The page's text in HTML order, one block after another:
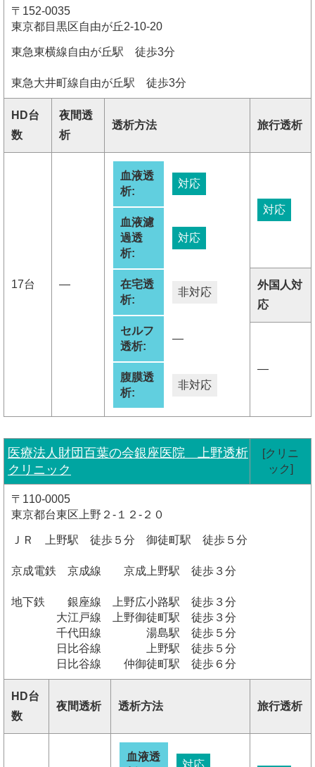
〒152-0035
東京都目黒区自由が丘2-10-20
東急東横線自由が丘駅 徒歩3分
東急大井町線自由が丘駅 徒歩3分
HD台
数
夜間透
析
透析方法 旅行透析
17台 ―
血液透
析:
対応
血液濾
過透
析:
対応
在宅透
析:
非対応
セルフ
透析:
―
腹膜透
析:
非対応
対応
外国人対
応
―
医療法人財団百葉の会銀座医院 上野透析
クリニック
[クリニ
ック]
〒110-0005
東京都台東区上野２-１２-２０
ＪＲ 上野駅 徒歩５分 御徒町駅 徒歩５分
京成電鉄 京成線 京成上野駅 徒歩３分
地下鉄 銀座線 上野広小路駅 徒歩３分
大江戸線 上野御徒町駅 徒歩３分
千代田線 湯島駅 徒歩５分
日比谷線 上野駅 徒歩５分
日比谷線 仲御徒町駅 徒歩６分
HD台
数
夜間透析 透析方法 旅行透析
血液透